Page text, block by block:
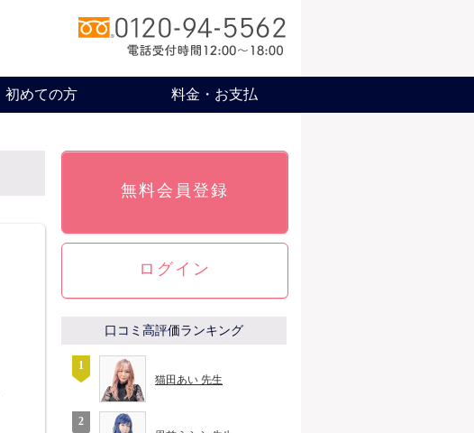
初めての方 料金・お支払
無料会員登録
ログイン
口コミ高評価ランキング
猫田あい 先生